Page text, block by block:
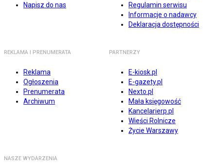
Napisz do nas
Regulamin serwisu
Informacje o nadawcy
Deklaracja dostępności
REKLAMA I PRENUMERATA
Reklama
Ogłoszenia
Prenumerata
Archiwum
PARTNERZY
E-kiosk.pl
E-gazety.pl
Nexto.pl
Mała księgowość
Kancelarierp.pl
Wieści Rolnicze
Życie Warszawy
NASZE WYDARZENIA